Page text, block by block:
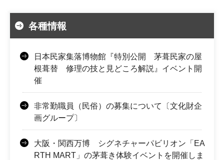
各種情報
日本民家集落博物館『特別公開 茅葺民家の屋
根葺替 修理の技と見どころ解説』イベント開
催
非常勤職員（民俗）の募集について〔文化財企
画グループ〕
大阪・関西万博 シグネチャーパビリオン「EA
RTH MART」の茅葺き体験イベントを開催しま